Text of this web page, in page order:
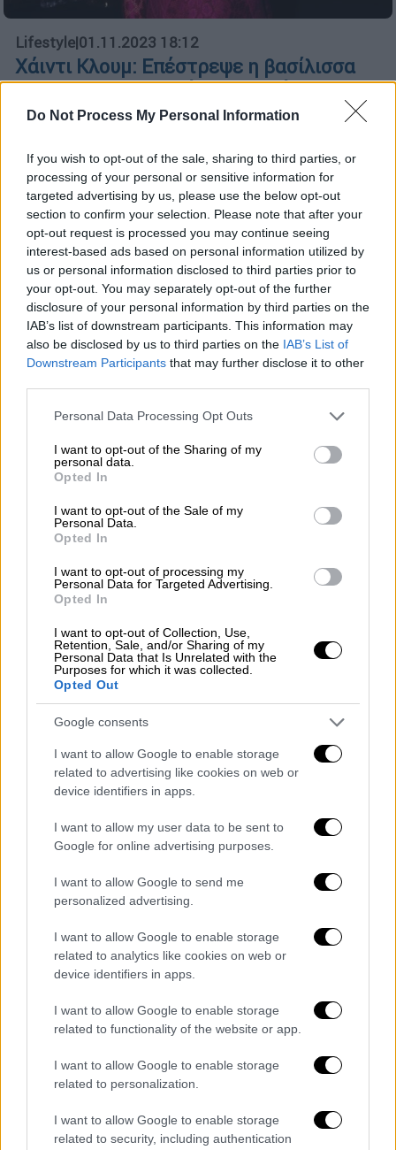
Do Not Process My Personal Information
If you wish to opt-out of the sale, sharing to third parties, or
processing of your personal or sensitive information for
targeted advertising by us, please use the below opt-out
section to confirm your selection. Please note that after your
opt-out request is processed you may continue seeing
interest-based ads based on personal information utilized by
us or personal information disclosed to third parties prior to
your opt-out. You may separately opt-out of the further
disclosure of your personal information by third parties on the
IAB’s list of downstream participants. This information may
also be disclosed by us to third parties on the IAB’s List of
Downstream Participants that may further disclose it to other
Please note that this website/app uses one or more Google
not limited to your visit or usage behaviour. You may click to
grant or deny consent to Google and its third-party tags to
use your data for below specified purposes in below Google
consent section.
Personal Data Processing Opt Outs
I want to opt-out of the Sharing of my
personal data.
Opted In
I want to opt-out of the Sale of my
Personal Data.
Opted In
I want to opt-out of processing my
Personal Data for Targeted Advertising.
Opted In
I want to opt-out of Collection, Use,
Retention, Sale, and/or Sharing of my
Personal Data that Is Unrelated with the
Purposes for which it was collected.
Opted Out
Google consents
I want to allow Google to enable storage
related to advertising like cookies on web or
device identifiers in apps.
I want to allow my user data to be sent to
Google for online advertising purposes.
I want to allow Google to send me
personalized advertising.
I want to allow Google to enable storage
related to analytics like cookies on web or
device identifiers in apps.
I want to allow Google to enable storage
related to functionality of the website or app.
I want to allow Google to enable storage
related to personalization.
I want to allow Google to enable storage
related to security, including authentication
Lifestyle|01.11.2023 18:12
Χάιντι Κλουμ: Επέστρεψε η βασίλισσα
του Halloween - Ντύθηκε παγώνι με μια
ολόκληρη ομάδα να συμπληρώνει τη
Νωρίτερα, η Χάιντι Κλουμ δημοσίευσε μια
φωτογραφία στα social media, στην οποία
ποζάρει ξαπλωμένη σ' έναν ροζ καναπέ στο
σαλόνι της και είναι εντελώς γυμνή
Τζούλια Φοξ: Φωτογραφίζεται γυμνή και
θυμάται την εποχή που μαστίγωνε
άντρες ως «αφέντρα»
Ο επίσημος λογαριασμός του περιοδικού GQ
στο Instagram ανήρτησε τη φωτογραφία της
ηθοποιού, ενώ στη λεζάντα αναφέρεται μια
ιστορία της
Τζένιφερ Λόρενς: H πρωταγωνίστρια
του «No Hard Feelings» μιλά για την
γυμνή σκηνή της νέας της ταινίας - «Δεν
είχα δεύτερες σκέψεις»